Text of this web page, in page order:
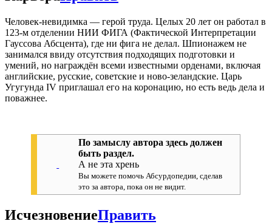
Человек-невидимка — герой труда. Целых 20 лет он работал в
123-м отделении НИИ ФИГА (Фактической Интерпретации
Гауссова Абсцента), где ни фига не делал. Шпионажем не
занимался ввиду отсутствия подходящих подготовки и
умений, но награждён всеми известными орденами, включая
английские, русские, советские и ново-зеландские. Царь
Угугунда IV приглашал его на коронацию, но есть ведь дела и
поважнее.
По замыслу автора здесь должен
быть раздел.
А не эта хрень
Вы можете помочь Абсурдопедии, сделав
это за автора, пока он не видит.
ИсчезновениеПравить